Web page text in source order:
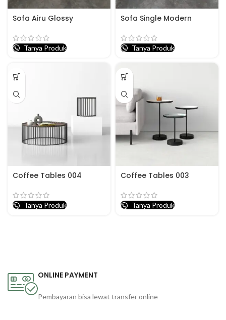
Sofa Airu Glossy
Tanya Produk
Sofa Single Modern
Tanya Produk
Coffee Tables 004
Tanya Produk
Coffee Tables 003
Tanya Produk
ONLINE PAYMENT
Pembayaran bisa lewat transfer online